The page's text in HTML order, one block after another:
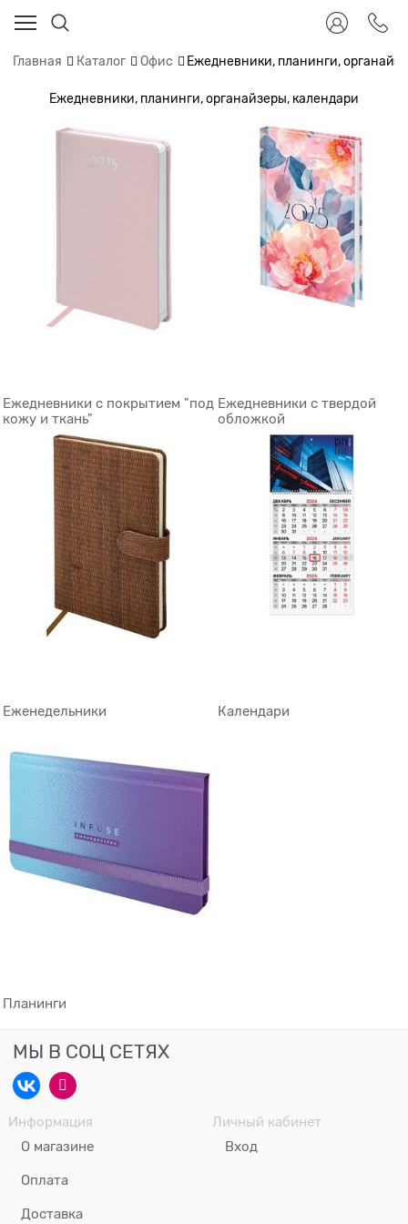
Главная Каталог Офис Ежедневники, планинги,
Ежедневники, планинги, органайзеры, календари
Ежедневники с покрытием "под
кожу и ткань"
Ежедневники с твердой
обложкой
Еженедельники Календари
Планинги
МЫ В СОЦ СЕТЯХ
Информация
О магазине
Оплата
Доставка
Личный кабинет
Вход